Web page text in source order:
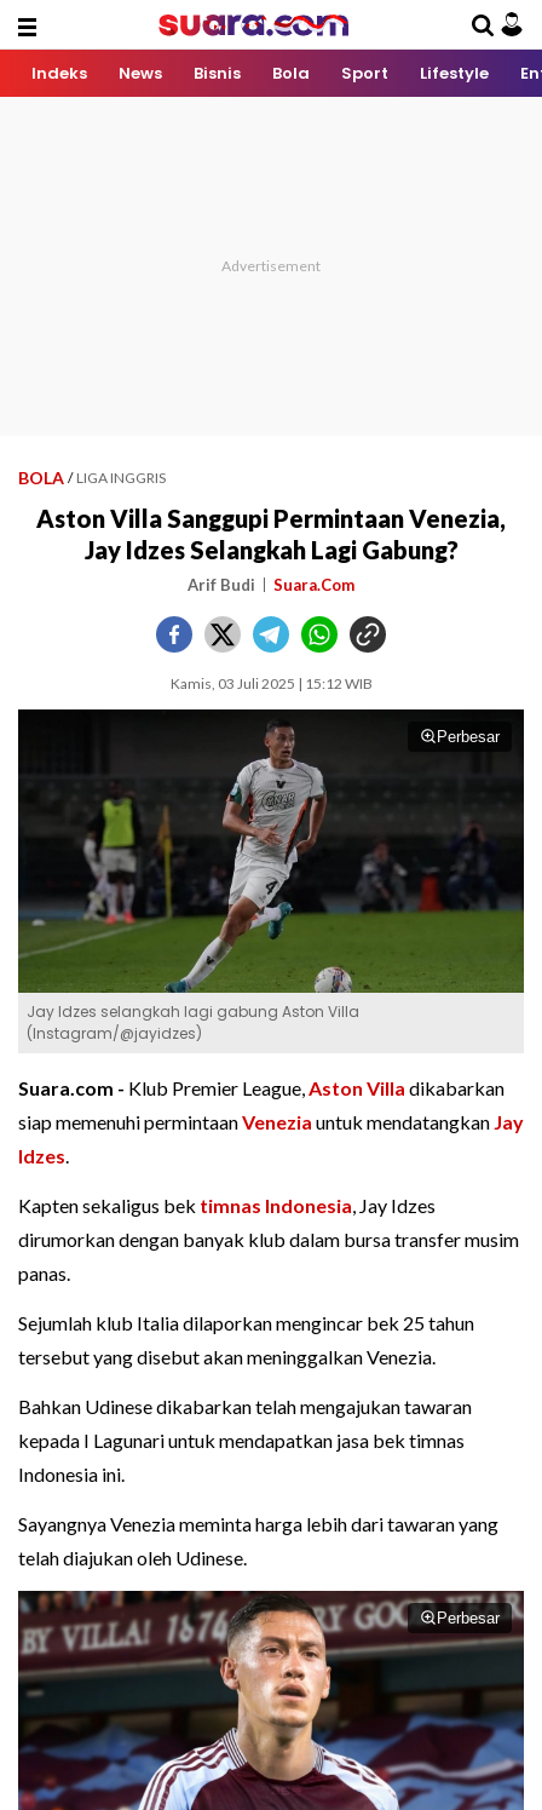
Indeks News Bisnis Bola Sport Lifestyle
BOLA / LIGA INGGRIS
Aston Villa Sanggupi Permintaan Venezia,
Jay Idzes Selangkah Lagi Gabung?
Arif Budi Suara.Com
Kamis, 03 Juli 2025 | 15:12 WIB
Perbesar
Jay Idzes selangkah lagi gabung Aston Villa
(Instagram/@jayidzes)
Suara.com - Klub Premier League,Aston Villa dikabarkan
siap memenuhi permintaanVenezia untuk mendatangkan Jay
Idzes.
Kapten sekaligus bek timnas Indonesia, Jay Idzes
dirumorkan dengan banyak klub dalam bursa transfer musim
panas.
Sejumlah klub Italia dilaporkan mengincar bek 25 tahun
tersebut yang disebut akan meninggalkan Venezia.
Bahkan Udinese dikabarkan telah mengajukan tawaran
kepada I Lagunari untuk mendapatkan jasa bek timnas
Indonesia ini.
Sayangnya Venezia meminta harga lebih dari tawaran yang
telah diajukan oleh Udinese.
Perbesar